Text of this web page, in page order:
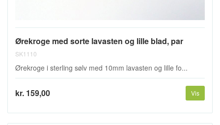
Ørekroge med sorte lavasten og lille blad, par
SK1110
Ørekroge i sterling sølv med 10mm lavasten og lille fo...
kr. 159,00 Vis